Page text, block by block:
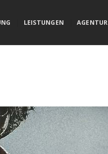
LEISTUNGEN AGENTUR